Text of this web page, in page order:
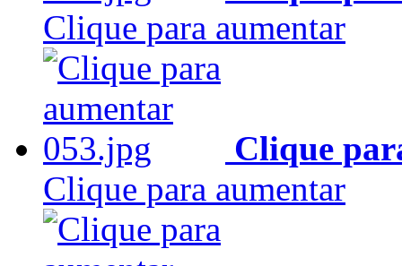
Clique para aumentar
Clique
Clique para aumentar